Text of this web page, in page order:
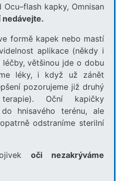
kapky, Omnisan
nedávejte.
formě kapek nebo mastí
aplikace (někdy i
většinou jde o dobu
léky, i když už zánět
pozorujeme již druhý
Oční kapičky
hnisavého terénu, ale
odstraníme sterilní
oči nezakrýváme